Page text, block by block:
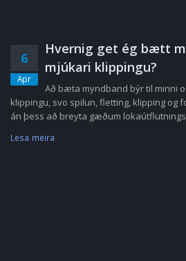
6
Apr
Hvernig get ég bætt
mjúkari klippingu?
Að bæta myndband býr til minni
klippingu, svo spilun, fletting, klipping og
án þess að breyta gæðum
Lesa meira